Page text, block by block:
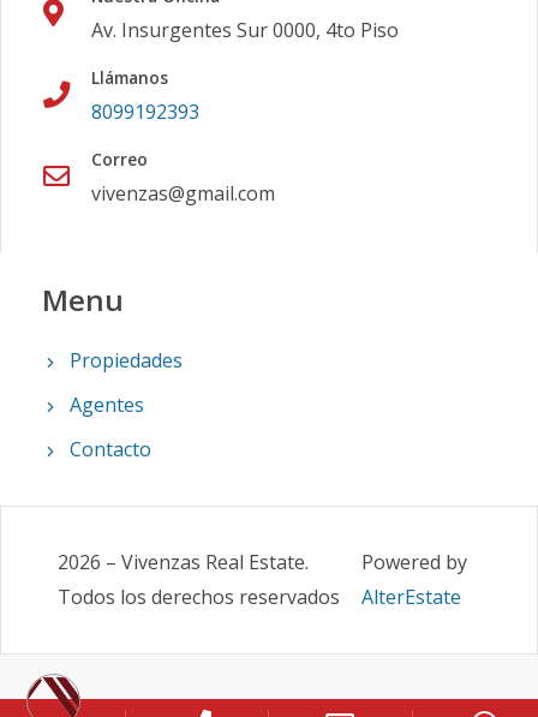
Av. Insurgentes Sur 0000, 4to Piso
Llámanos
8099192393
Correo
vivenzas@gmail.com
Menu
Propiedades
Agentes
Contacto
2026 – Vivenzas Real Estate.
Todos los derechos reservados
Powered by
AlterEstate